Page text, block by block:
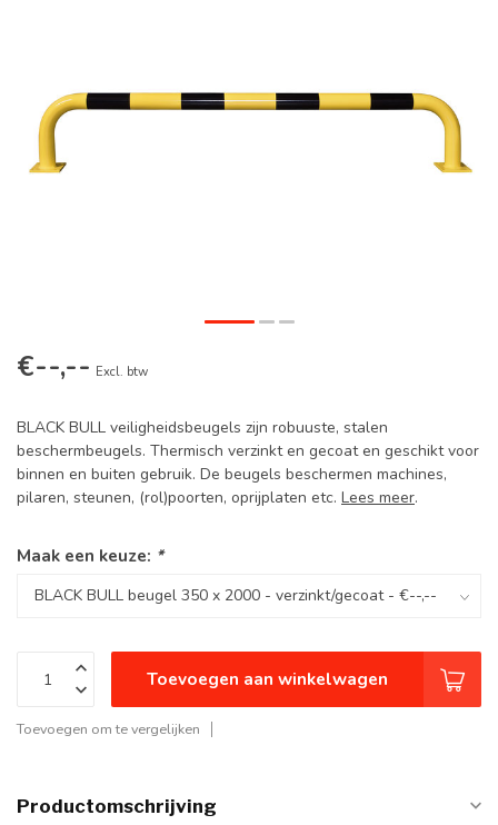
€--,-- Excl. btw
BLACK BULL veiligheidsbeugels zijn robuuste, stalen
beschermbeugels. Thermisch verzinkt en gecoat en geschikt voor
binnen en buiten gebruik. De beugels beschermen machines,
pilaren, steunen, (rol)poorten, oprijplaten etc. Lees meer.
Maak een keuze: *
Toevoegen aan winkelwagen
Toevoegen om te vergelijken
Productomschrijving